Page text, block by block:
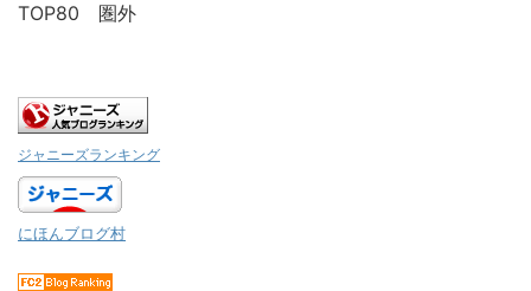
TOP80 圏外
ジャニーズランキング
にほんブログ村